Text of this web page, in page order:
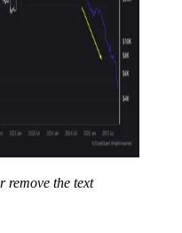
remove the text